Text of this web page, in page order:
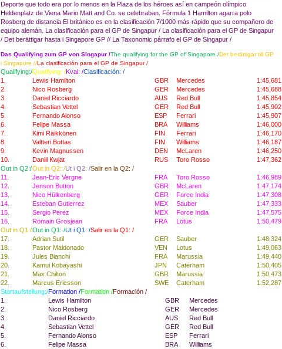
Deporte que todo era por lo menos en la Plaza de los héroes así en campeón olímpico
Heldenplatz de Viena Mario Matt and Co. se celebraban Fórmula 1 Hamilton agarra polo
Rosberg de distancia El británico es en la clasificación 7/1000 más rápido que su compañero de
equipo alemán. La clasificación para el GP de Singapur / La clasificación para el GP de Singapur
/ Det berättigar hasta i Singapore GP // La Taxonomic párrafo el GP de Singapur /
Das Qualifying zum GP von Singapur /The qualifying for the GP of Singapore /Det berättigar till GP
i Singapore //La clasificación para el GP de Singapur /
Qualifying:/Qualifying: /Kval: /Clasificación: /
1.
Lewis Hamilton GBR Mercedes
1:45,681
2.
Nico Rosberg GER Mercedes
1:45,688
3.
Daniel Ricciardo AUS Red Bull
1:45,854
4.
Sebastian Vettel GER Red Bull
1:45,902
5.
Fernando Alonso ESP Ferrari
1:45,907
6.
Felipe Massa BRA Williams
1:46,000
7.
Kimi Räikkönen FIN Ferrari
1:46,170
8.
Valtteri Bottas FIN Williams
1:46,187
9.
Kevin Magnussen DEN McLaren
1:46,250
10.
Daniil Kwjat RUS Toro Rosso
1:47,362
Out in Q2:/Out in Q2: /Ut i Q2: /Salir en la Q2: /
11.
Jean-Eric Vergne FRA Toro Rosso
1:46,989
12.
Jenson Button GBR McLaren
1:47,174
13.
Nico Hülkenberg GER Force India
1:47,308
14.
Esteban Gutierrez MEX Sauber
1:47,333
15.
Sergio Perez MEX Force India
1:47,575
16.
Romain Grosjean FRA Lotus
1:50,479
Out in Q1:/Out in Q1: /Ut i Q1: /Salir en la Q1: /
17.
Adrian Sutil GER Sauber
1:48,324
18.
Pastor Maldonado VEN Lotus
1:49,063
19.
Jules Bianchi FRA Marussia
1:49,440
20.
Kamui Kobayashi JPN Caterham
1:50,405
21.
Max Chilton GBR Marussia
1:50,473
22.
Marcus Ericsson SWE Caterham
1:52,287
Startaufstellung:/Formation /Formation /Formación /
1.
Lewis Hamilton GBR
Mercedes
2.
Nico Rosberg GER
Mercedes
3.
Daniel Ricciardo AUS
Red Bull
4.
Sebastian Vettel GER
Red Bull
5.
Fernando Alonso ESP
Ferrari
6.
Felipe Massa BRA
Williams